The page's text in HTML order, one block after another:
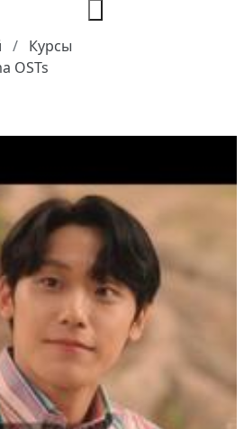
Курсы
OSTs